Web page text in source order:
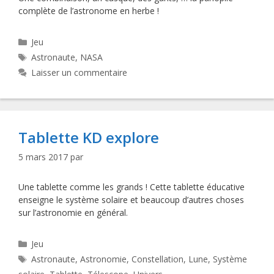
complète de l’astronome en herbe !
Catégories
Jeu
Étiquettes
Astronaute, NASA
Laisser un commentaire
Tablette KD explore
5 mars 2017 par
Une tablette comme les grands ! Cette tablette éducative
enseigne le système solaire et beaucoup d’autres choses
sur l’astronomie en général.
Catégories
Jeu
Étiquettes
Astronaute,Astronomie, Constellation, Lune, Système